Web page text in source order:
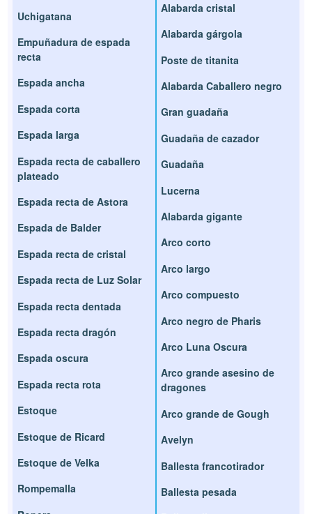
Uchigatana
Empuñadura de espada
recta
Espada ancha
Espada corta
Espada larga
Espada recta de caballero
plateado
Espada recta de Astora
Espada de Balder
Espada recta de cristal
Espada recta de Luz Solar
Espada recta dentada
Espada recta dragón
Espada oscura
Espada recta rota
Estoque
Estoque de Ricard
Estoque de Velka
Rompemalla
Alabarda cristal
Alabarda gárgola
Poste de titanita
Alabarda Caballero negro
Gran guadaña
Guadaña de cazador
Guadaña
Lucerna
Alabarda gigante
Arco corto
Arco largo
Arco compuesto
Arco negro de Pharis
Arco Luna Oscura
Arco grande asesino de
dragones
Arco grande de Gough
Avelyn
Ballesta francotirador
Ballesta pesada